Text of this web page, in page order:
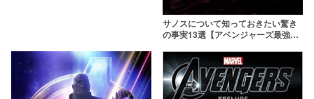
サノスについて知っておきたい驚き
の事実13選【アベンジャーズ最強の